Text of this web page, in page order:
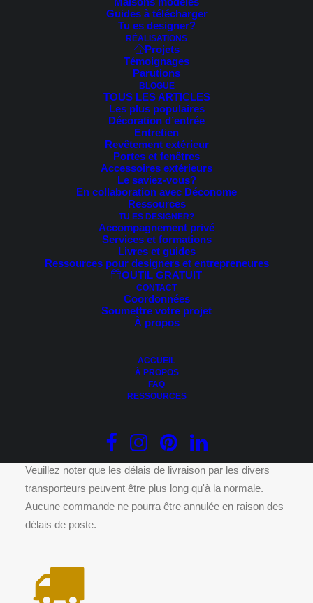
Guides à télécharger
Tu es designer?
RÉALISATIONS
Projets
Témoignages
Parutions
BLOGUE
TOUS LES ARTICLES
Les plus populaires
Décoration d’entrée
Entretien
Revêtement extérieur
Portes et fenêtres
Accessoires extérieurs
Le saviez-vous?
En collaboration avec Déconome
Ressources
TU ES DESIGNER?
Accompagnement privé
Services et formations
Livres et guides
Ressources pour designers et entrepreneures
OUTIL GRATUIT
CONTACT
Coordonnées
Soumettre votre projet
À propos
ACCUEIL
À PROPOS
FAQ
RESSOURCES
Voici le seul résultat
49.95$Le
prix
initial
était :
49.95 $.
29.95
DÉLAIS DE LIVRAISON
Veuillez noter que les délais de livraison par les divers
transporteurs peuvent être plus long qu'à la normale.
Aucune commande ne pourra être annulée en raison des
délais de poste.